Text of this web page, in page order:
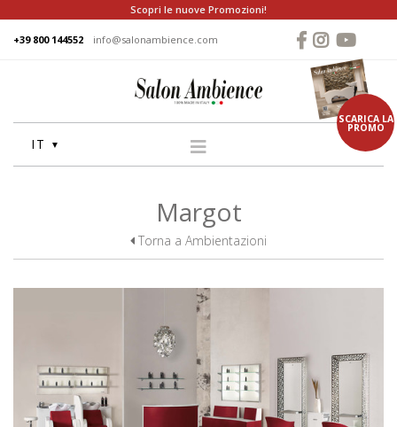
Scopri le nuove Promozioni!
+39 800 144552 info@salonambience.com
SCARICA LA
PROMO
CASSE
ATTESE
IT
Margot
Torna a Ambientazioni